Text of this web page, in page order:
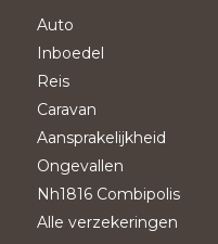
Auto
Inboedel
Reis
Caravan
Aansprakelijkheid
Ongevallen
Nh1816 Combipolis
Alle verzekeringen